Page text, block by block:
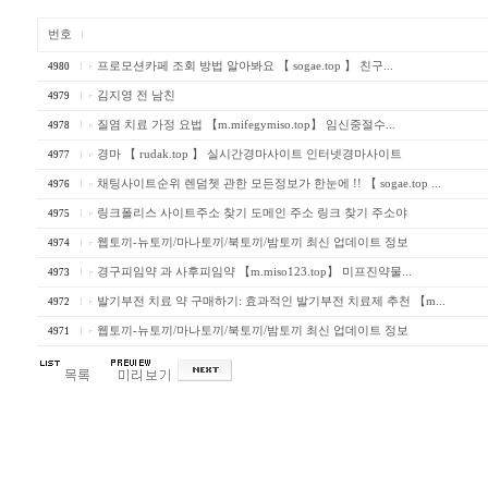
번호
4980 프­로­모­션­카­페 조회 방법 알아봐요 【 sogae.top 】 친구...
4979 김지영 전 남친
4978 질염 치료 가정 요법 【m.mifegymiso.top】 임신중절수...
4977 경마 【 rudak.top 】 실시간경마사이트 인터넷경마사이트
4976 채팅사이트순위 렌덤쳇 관한 모든정보가 한눈에 !! 【 sogae.top ...
4975 링크폴리스 사이트주소 찾기 도메인 주소 링크 찾기 주소야
4974 웹토끼-뉴토끼/마나토끼/북토끼/밤토끼 최신 업데이트 정보
4973 경구피임약 과 사후피임약 【m.miso123.top】 미프진약물...
4972 발기부전 치료 약 구매하기: 효과적인 발기부전 치료제 추천 【m...
4971 웹토끼-뉴토끼/마나토끼/북토끼/밤토끼 최신 업데이트 정보